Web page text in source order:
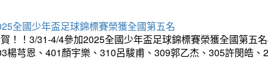
全國少年盃足球錦標賽榮獲全國第五名
！！3/31-4/4參加2025全國少年盃足球錦標賽榮獲全國第五
楊芎恩、401顏宇樂、310呂駿甫、309郭乙杰、305許閔皓